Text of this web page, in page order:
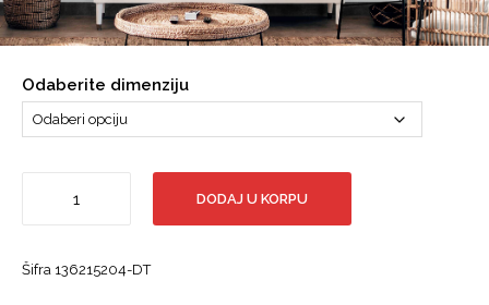
Odaberite dimenziju
Uni,
DODAJ U KORPU
Šifra 136215204-DT